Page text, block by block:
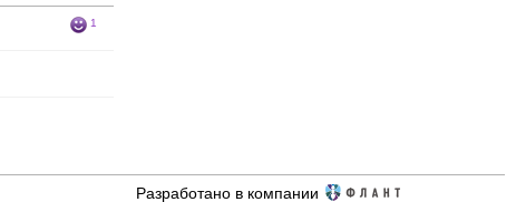
1
Разработано в компании